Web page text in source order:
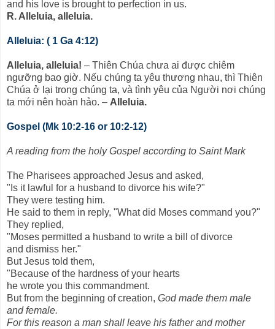
and his love is brought to perfection in us.
R. Alleluia, alleluia.
Alleluia: ( 1 Ga 4:12)
Alleluia, alleluia! – Thiên Chúa chưa ai được chiêm
ngưỡng bao giờ. Nếu chúng ta yêu thương nhau, thì Thiên
Chúa ở lại trong chúng ta, và tình yêu của Người nơi chúng
ta mới nên hoàn hảo. – Alleluia.
Gospel (Mk 10:2-16 or 10:2-12)
A reading from the holy Gospel according to Saint Mark
The Pharisees approached Jesus and asked,
"Is it lawful for a husband to divorce his wife?"
They were testing him.
He said to them in reply, "What did Moses command you?"
They replied,
"Moses permitted a husband to write a bill of divorce
and dismiss her."
But Jesus told them,
"Because of the hardness of your hearts
he wrote you this commandment.
But from the beginning of creation, God made them male
and female.
For this reason a man shall leave his father and mother